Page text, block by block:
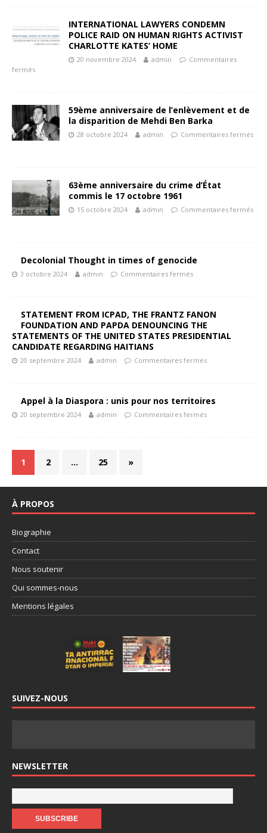
INTERNATIONAL LAWYERS CONDEMN
POLICE RAID ON HUMAN RIGHTS ACTIVIST
CHARLOTTE KATES’ HOME
20 novembre 2024 admin
Commentaires
fermés
59ème anniversaire de l’enlèvement et de
la disparition de Mehdi Ben Barka
28 octobre 2024 admin Commentaires fermés
63ème anniversaire du crime d’État
commis le 17 octobre 1961
15 octobre 2024 admin Commentaires fermés
Decolonial Thought in times of genocide
3 octobre 2024 admin Commentaires fermés
STATEMENT FROM ICPAD, THE FRANTZ FANON
FOUNDATION AND PAPDA DENOUNCING THE
STATEMENTS OF THE UNITED STATES PRESIDENTIAL
CANDIDATE REGARDING HAITIANS
20 septembre 2024 admin Commentaires fermés
Appel à la Diaspora : unis pour nos territoires
20 septembre 2024 admin Commentaires fermés
1 2 … 25 »
À PROPOS
Biographie
Contact
Nous soutenir
Qui sommes-nous
Mentions légales
SUIVEZ-NOUS
NEWSLETTER